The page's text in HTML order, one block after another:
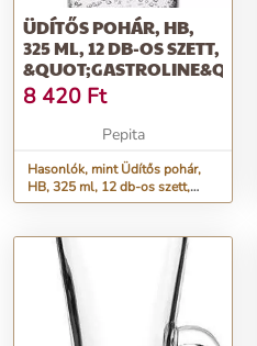
ÜDÍTŐS POHÁR, HB,
325 ML, 12 DB-OS SZETT,
&QUOT;GASTROLINE&QUOT;
8 420 Ft
Pepita
Hasonlók, mint Üdítős pohár,
HB, 325 ml, 12 db-os szett,
&quot;GastroLine&quot;